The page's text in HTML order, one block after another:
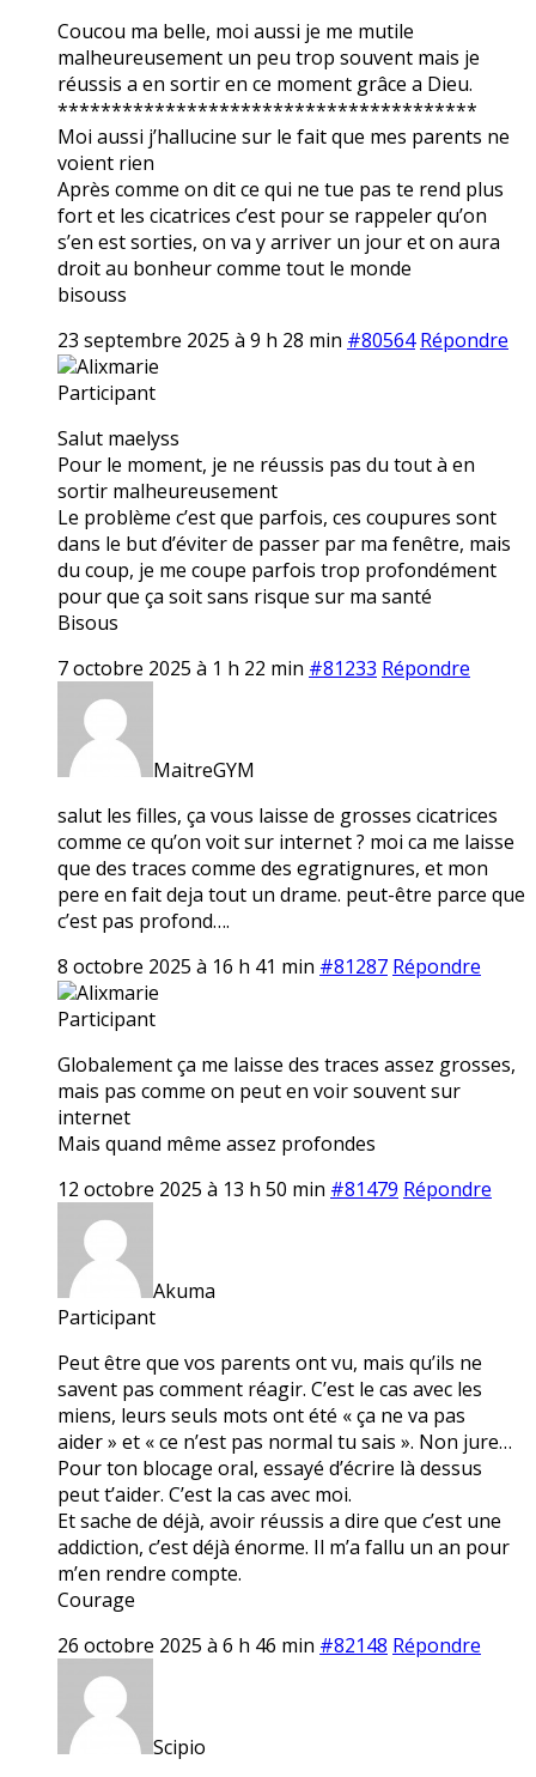
Coucou ma belle, moi aussi je me mutile
malheureusement un peu trop souvent mais je
réussis a en sortir en ce moment grâce a Dieu.
***************************************
Moi aussi j’hallucine sur le fait que mes parents ne
voient rien
Après comme on dit ce qui ne tue pas te rend plus
fort et les cicatrices c’est pour se rappeler qu’on
s’en est sorties, on va y arriver un jour et on aura
droit au bonheur comme tout le monde
bisouss
23 septembre 2025 à 9 h 28 min #80564 Répondre
Alixmarie
Participant
Salut maelyss
Pour le moment, je ne réussis pas du tout à en
sortir malheureusement
Le problème c’est que parfois, ces coupures sont
dans le but d’éviter de passer par ma fenêtre, mais
du coup, je me coupe parfois trop profondément
pour que ça soit sans risque sur ma santé
Bisous
7 octobre 2025 à 1 h 22 min #81233 Répondre
MaitreGYM
salut les filles, ça vous laisse de grosses cicatrices
comme ce qu’on voit sur internet ? moi ca me laisse
que des traces comme des egratignures, et mon
pere en fait deja tout un drame. peut-être parce que
c’est pas profond….
8 octobre 2025 à 16 h 41 min #81287 Répondre
Alixmarie
Participant
Globalement ça me laisse des traces assez grosses,
mais pas comme on peut en voir souvent sur
internet
Mais quand même assez profondes
12 octobre 2025 à 13 h 50 min #81479 Répondre
Akuma
Participant
Peut être que vos parents ont vu, mais qu’ils ne
savent pas comment réagir. C’est le cas avec les
miens, leurs seuls mots ont été « ça ne va pas
aider » et « ce n’est pas normal tu sais ». Non jure…
Pour ton blocage oral, essayé d’écrire là dessus
peut t’aider. C’est la cas avec moi.
Et sache de déjà, avoir réussis a dire que c’est une
addiction, c’est déjà énorme. Il m’a fallu un an pour
m’en rendre compte.
Courage
26 octobre 2025 à 6 h 46 min #82148 Répondre
Scipio